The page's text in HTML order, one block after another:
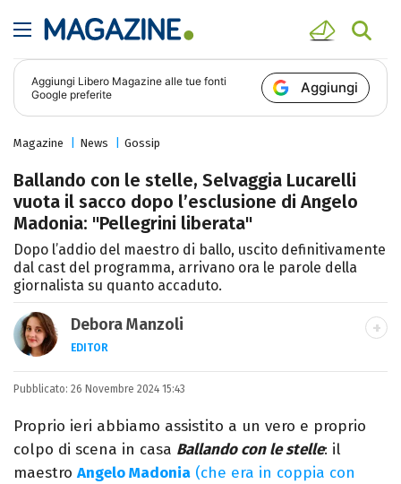
Aggiungi Libero Magazine alle tue fonti
Google preferite
Aggiungi
Magazine News Gossip
Ballando con le stelle, Selvaggia Lucarelli
vuota il sacco dopo l’esclusione di Angelo
Madonia: "Pellegrini liberata"
Dopo l’addio del maestro di ballo, uscito definitivamente
dal cast del programma, arrivano ora le parole della
giornalista su quanto accaduto.
Debora Manzoli
EDITOR
LINKEDIN
INSTAGRAM FACEBOOK SITO
Scrittrice, copywriter, editor e pubblicista
mantovana, laureata in Lettere, Cinema e
Tv. Ha due libri all’attivo e ama la scrittura
alla follia.
Pubblicato: 26 Novembre 2024 15:43
Proprio ieri abbiamo assistito a un vero e proprio
colpo di scena in casa Ballando con le stelle: il
maestro Angelo Madonia (che era in coppia con